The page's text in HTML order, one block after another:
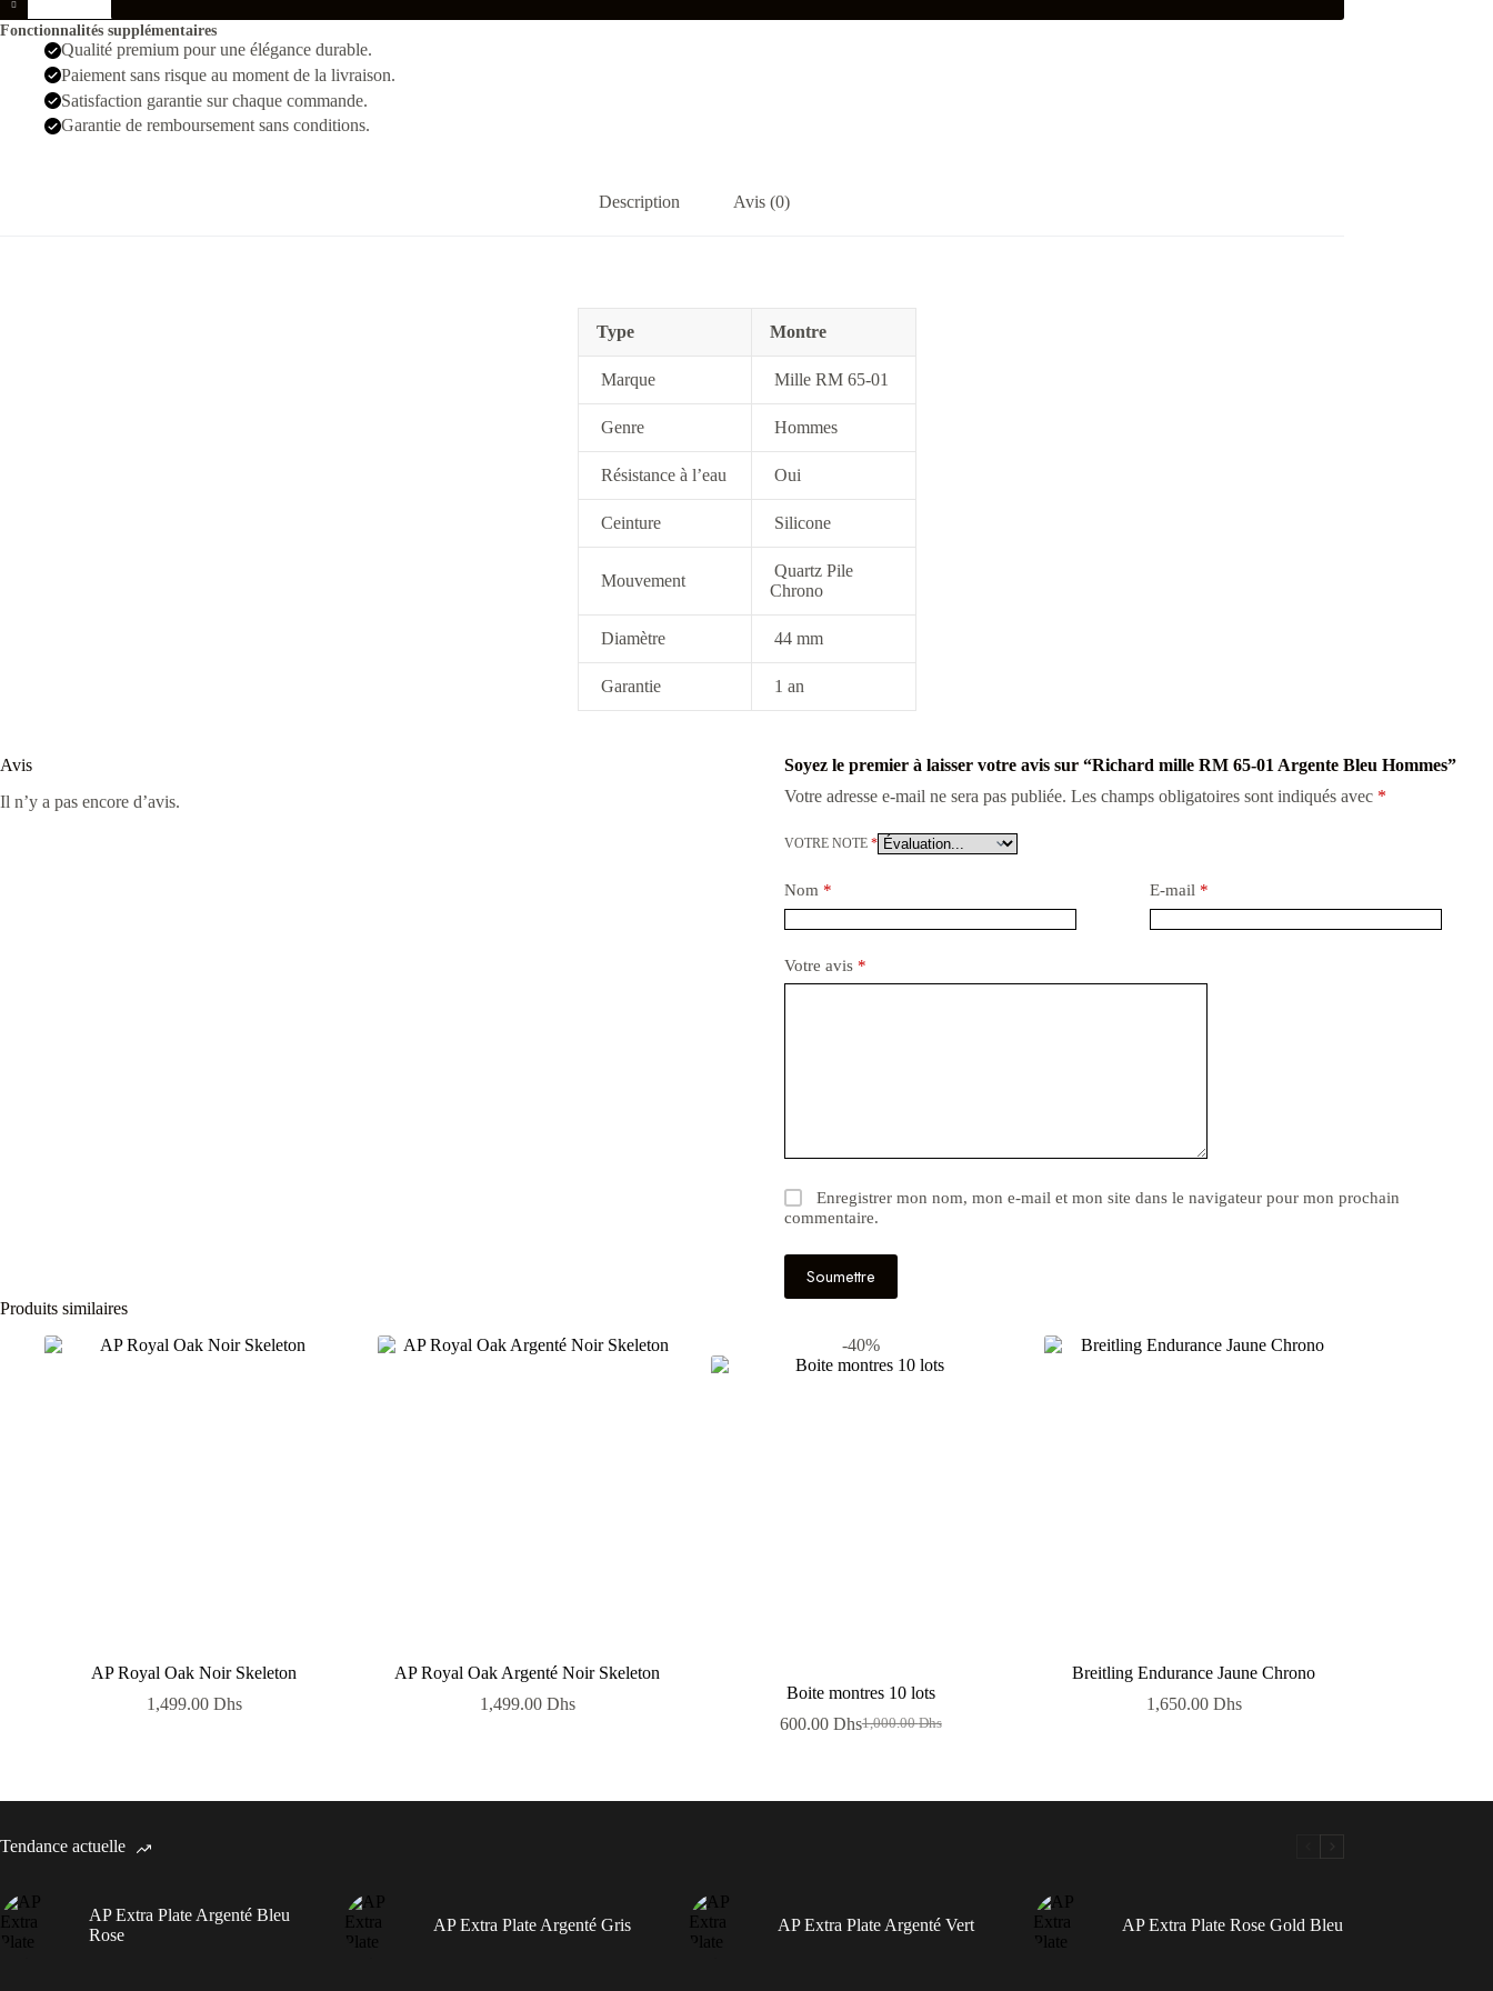
Richard
mille
Argente
Hommes
Fonctionnalités supplémentaires
Qualité premium pour une élégance durable.
Paiement sans risque au moment de la livraison.
Satisfaction garantie sur chaque commande.
Garantie de remboursement sans conditions.
Description Avis (0)
Type Montre
Marque Mille RM 65-01
Genre Hommes
Résistance à l’eau Oui
Ceinture Silicone
Mouvement
Quartz Pile
Chrono
Diamètre 44 mm
Garantie 1 an
Avis
Il n’y a pas encore d’avis.
Soyez le premier à laisser votre avis sur “Richard mille RM 65-01 Argente Bleu Hommes”
Votre adresse e-mail ne sera pas publiée. Les champs obligatoires sont indiqués avec *
VOTRE NOTE *
Nom * E-mail *
Votre avis *
Enregistrer mon nom, mon e-mail et mon site dans le navigateur pour mon prochain
commentaire.
Soumettre
Produits similaires
AP Royal Oak Noir Skeleton
1,499.00 Dhs
AP Royal Oak Argenté Noir Skeleton
1,499.00 Dhs
-40%
Boite montres 10 lots
1,000.00Dhs
Le
600.00 DhsLe
Breitling Endurance Jaune Chrono
1,650.00 Dhs
Tendance actuelle
AP Extra Plate Argenté Bleu
Rose
AP Extra Plate Argenté Gris AP Extra Plate Argenté Vert AP Extra Plate Rose Gold Bleu